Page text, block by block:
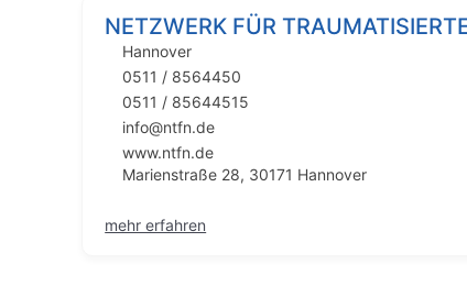
NETZWERK FÜR
Hannover
0511 / 8564450
0511 / 85644515
info@ntfn.de
www.ntfn.de
Marienstraße 28, 30171 Hannover
mehr erfahren